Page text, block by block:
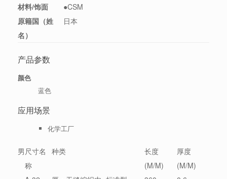
材料/饰面
●CSM
原籍国（姓
名）
日本
产品参数
颜色
蓝色
应用场景
化学工厂
男 尺寸名
称
种类
长度
(M/M)
厚度
(M/M)